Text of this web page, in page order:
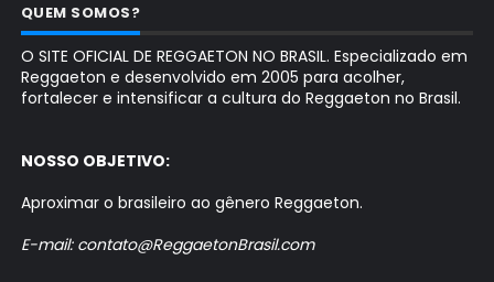
QUEM SOMOS?
O SITE OFICIAL DE REGGAETON NO BRASIL. Especializado em
Reggaeton e desenvolvido em 2005 para acolher,
fortalecer e intensificar a cultura do Reggaeton no Brasil.
NOSSO OBJETIVO:
Aproximar o brasileiro ao gênero Reggaeton.
E-mail: contato@ReggaetonBrasil.com